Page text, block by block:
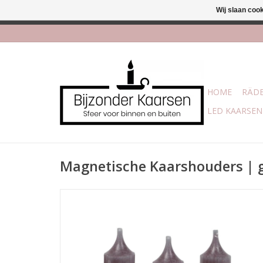
HOME
LED KAARSEN
Magnetische Kaarshouders |
Wij slaan
Afhalen is mogelijk bij